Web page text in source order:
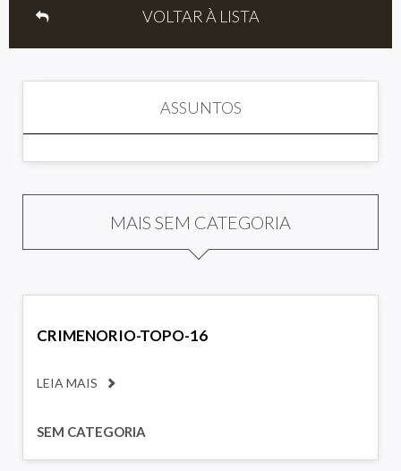
VOLTAR À LISTA
ASSUNTOS
MAIS SEM CATEGORIA
CRIMENORIO-TOPO-16
LEIA MAIS
SEM CATEGORIA